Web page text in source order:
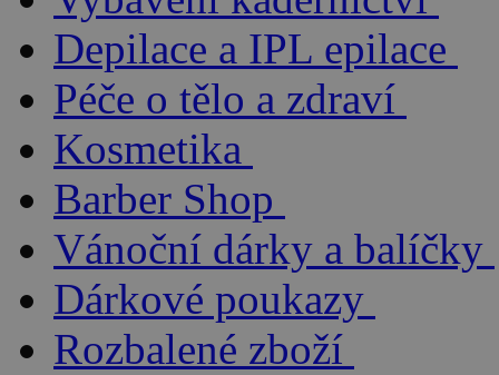
Depilace a IPL epilace
Péče o tělo a zdraví
Kosmetika
Barber Shop
Vánoční dárky a balíčky
Dárkové poukazy
Rozbalené zboží